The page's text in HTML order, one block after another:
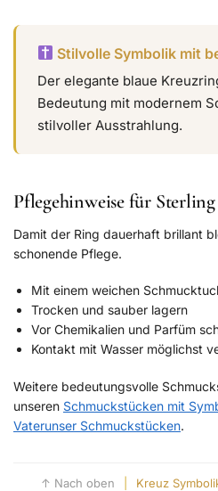
Stilvolle Symbolik mit
Der elegante blaue
Bedeutung mit modernem
stilvoller Ausstrahlung.
Pflegehinweise für
Damit der Ring dauerhaft brillant
schonende Pflege.
Mit einem weichen
Trocken und sauber lagern
Vor Chemikalien und Parfüm
Kontakt mit Wasser möglichst
Weitere bedeutungsvolle
unseren Schmuckstücken mit
Vaterunser Schmuckstücken.
↑ Nach oben Kreuz